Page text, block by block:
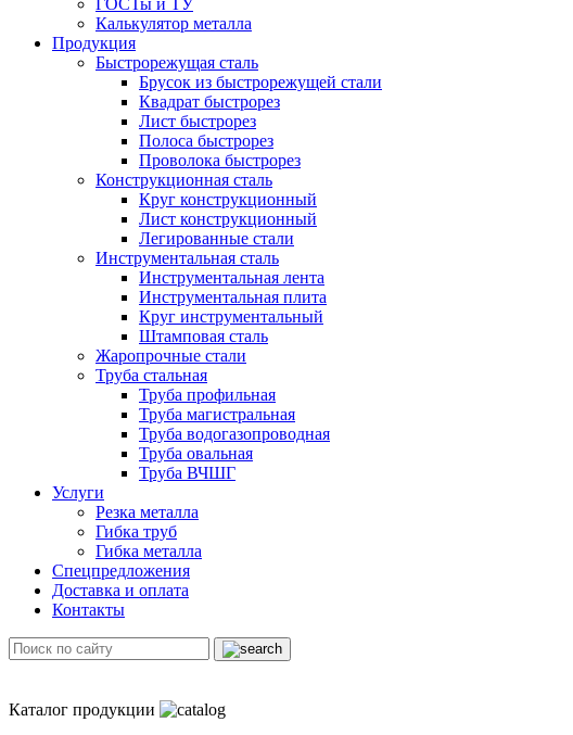
Калькулятор металла
Продукция
Быстрорежущая сталь
Брусок из быстрорежущей стали
Квадрат быстрорез
Лист быстрорез
Полоса быстрорез
Проволока быстрорез
Конструкционная сталь
Круг конструкционный
Лист конструкционный
Легированные стали
Инструментальная сталь
Инструментальная лента
Инструментальная плита
Круг инструментальный
Штамповая сталь
Жаропрочные стали
Труба стальная
Труба профильная
Труба магистральная
Труба водогазопроводная
Труба овальная
Труба ВЧШГ
Услуги
Резка металла
Гибка труб
Гибка металла
Спецпредложения
Доставка и оплата
Контакты
Каталог продукции